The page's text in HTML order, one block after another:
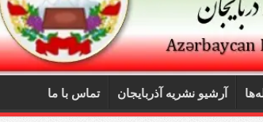
آرشیو نشریه آذربایجان تماس با ما